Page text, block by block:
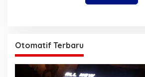
Otomatif Terbaru